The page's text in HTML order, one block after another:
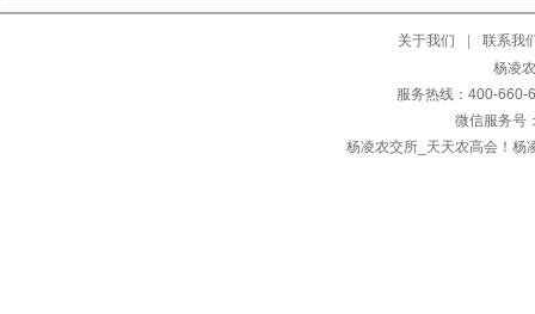
关于我们
联系我
杨凌
服务热线：400-660-
微信服务号
杨凌农交所_天天农高会！杨